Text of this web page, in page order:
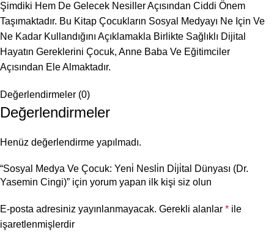
Şimdiki Hem De Gelecek Nesiller Açısından Ciddi Önem
Taşımaktadır. Bu Kitap Çocukların Sosyal Medyayı Ne Için Ve
Ne Kadar Kullandığını Açıklamakla Birlikte Sağlıklı Dijital
Hayatın Gereklerini Çocuk, Anne Baba Ve Eğitimciler
Açısından Ele Almaktadır.
Değerlendirmeler (0)
Değerlendirmeler
Henüz değerlendirme yapılmadı.
“Sosyal Medya Ve Çocuk: Yeni̇ Nesli̇n Di̇ji̇tal Dünyası (Dr.
Yasemin Cingi)” için yorum yapan ilk kişi siz olun
E-posta adresiniz yayınlanmayacak. Gerekli alanlar * ile
işaretlenmişlerdir